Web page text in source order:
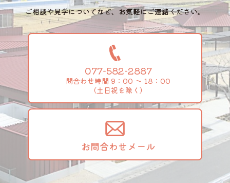
ご相談や見学についてなど、お気軽にご連絡ください。
077-582-2887
問合わせ時間 9：00 ～ 18：00
（土日祝を除く）
お問合わせメール